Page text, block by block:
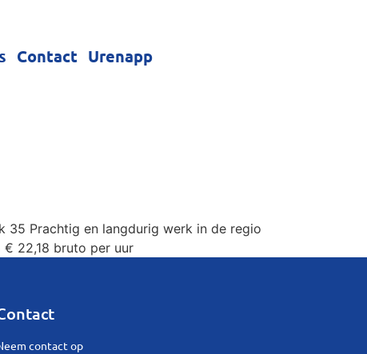
Contact Urenapp
35 Prachtig en langdurig werk in de regio
22,18 bruto per uur
contact op